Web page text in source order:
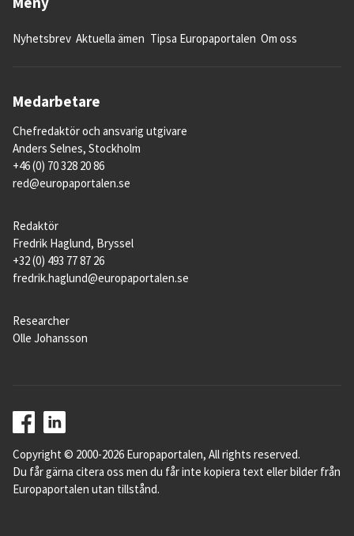
Nyhetsbrev Aktuella ämen Tipsa Europaportalen Om oss
Medarbetare
Chefredaktör och ansvarig utgivare
Anders Selnes, Stockholm
+46 (0) 70 328 20 86
red@europaportalen.se
Redaktör
Fredrik Haglund, Bryssel
+32 (0) 493 77 87 26
fredrik.haglund@europaportalen.se
Researcher
Olle Johansson
Copyright © 2000-2026 Europaportalen, All rights reserved.
Du får gärna citera oss men du får inte kopiera text eller bilder från
Europaportalen utan tillstånd.